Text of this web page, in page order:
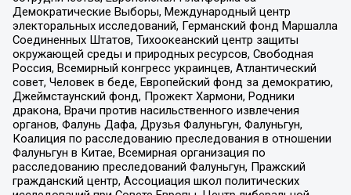
Демократические Выборы, Международный центр
электоральных исследований, Германский фонд Маршалла
Соединенных Штатов, Тихоокеанский центр защиты
окружающей среды и природных ресурсов, Свободная
Россия, Всемирный конгресс украинцев, Атлантический
совет, Человек в беде, Европейский фонд за демократию,
Джеймстаунский фонд, Прожект Хармони, Родники
дракона, Врачи против насильственного извлечения
органов, Фалунь Дафа, Друзья Фалуньгун, Фалуньгун,
Коалиция по расследованию преследования в отношении
Фалуньгун в Китае, Всемирная организация по
расследованию преследований Фалуньгун, Пражский
гражданский центр, Ассоциация школ политических